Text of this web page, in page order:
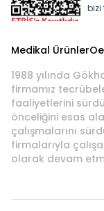
bizi
Medikal Ürünler
1988 yılında
firmamız
faaliyetlerini
önceliğini esas
çalışmalarını
firmalarıyla
olarak devam